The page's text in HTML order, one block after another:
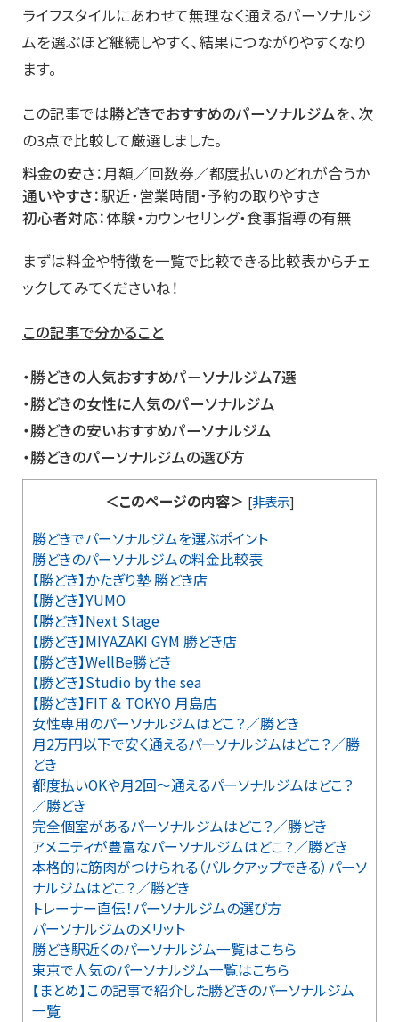
ライフスタイルにあわせて無理なく通えるパーソナルジ
ムを選ぶほど継続しやすく、結果につながりやすくなり
ます。
この記事では勝どきでおすすめのパーソナルジムを、次
の3点で比較して厳選しました。
料金の安さ：月額／回数券／都度払いのどれが合うか
通いやすさ：駅近・営業時間・予約の取りやすさ
初心者対応：体験・カウンセリング・食事指導の有無
まずは料金や特徴を一覧で比較できる比較表からチェ
ックしてみてくださいね！
この記事で分かること
・勝どきの人気おすすめパーソナルジム7選
・勝どきの女性に人気のパーソナルジム
・勝どきの安いおすすめパーソナルジム
・勝どきのパーソナルジムの選び方
＜このページの内容＞ [非表示]
勝どきでパーソナルジムを選ぶポイント
勝どきのパーソナルジムの料金比較表
【勝どき】かたぎり塾 勝どき店
【勝どき】YUMO
【勝どき】Next Stage
【勝どき】MIYAZAKI GYM 勝どき店
【勝どき】WellBe勝どき
【勝どき】Studio by the sea
【勝どき】FIT & TOKYO 月島店
女性専用のパーソナルジムはどこ？／勝どき
月2万円以下で安く通えるパーソナルジムはどこ？／勝
どき
都度払いOKや月2回～通えるパーソナルジムはどこ？
／勝どき
完全個室があるパーソナルジムはどこ？／勝どき
アメニティが豊富なパーソナルジムはどこ？／勝どき
本格的に筋肉がつけられる（バルクアップできる）パーソ
ナルジムはどこ？／勝どき
トレーナー直伝！パーソナルジムの選び方
パーソナルジムのメリット
勝どき駅近くのパーソナルジム一覧はこちら
東京で人気のパーソナルジム一覧はこちら
【まとめ】この記事で紹介した勝どきのパーソナルジム
一覧